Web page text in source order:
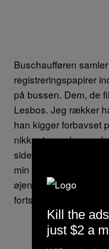
Buschaufføren
registreringspapirer
på bussen. Dem, de
Lesbos. Jeg rækker
han kigger forbavset
nikker tøvende, og
sidemand, Ahmad,
min familie, det er
øjenbrynene uden
fortsætter sin kontrol.
Kill the
just $2 a